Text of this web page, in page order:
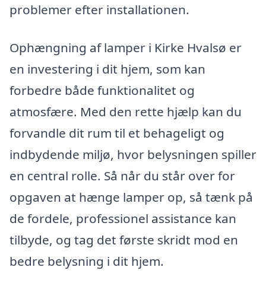
problemer efter installationen.
Ophængning af lamper i Kirke Hvalsø er
en investering i dit hjem, som kan
forbedre både funktionalitet og
atmosfære. Med den rette hjælp kan du
forvandle dit rum til et behageligt og
indbydende miljø, hvor belysningen spiller
en central rolle. Så når du står over for
opgaven at hænge lamper op, så tænk på
de fordele, professionel assistance kan
tilbyde, og tag det første skridt mod en
bedre belysning i dit hjem.